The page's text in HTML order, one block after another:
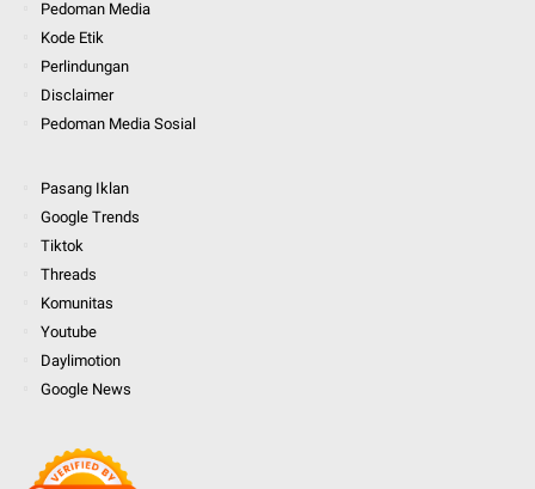
Pedoman Media
Kode Etik
Perlindungan
Disclaimer
Pedoman Media Sosial
Pasang Iklan
Google Trends
Tiktok
Threads
Komunitas
Youtube
Daylimotion
Google News